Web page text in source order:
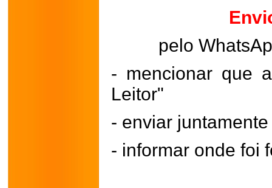
pelo
- mencionar que
Leitor"
- enviar
- informar onde foi